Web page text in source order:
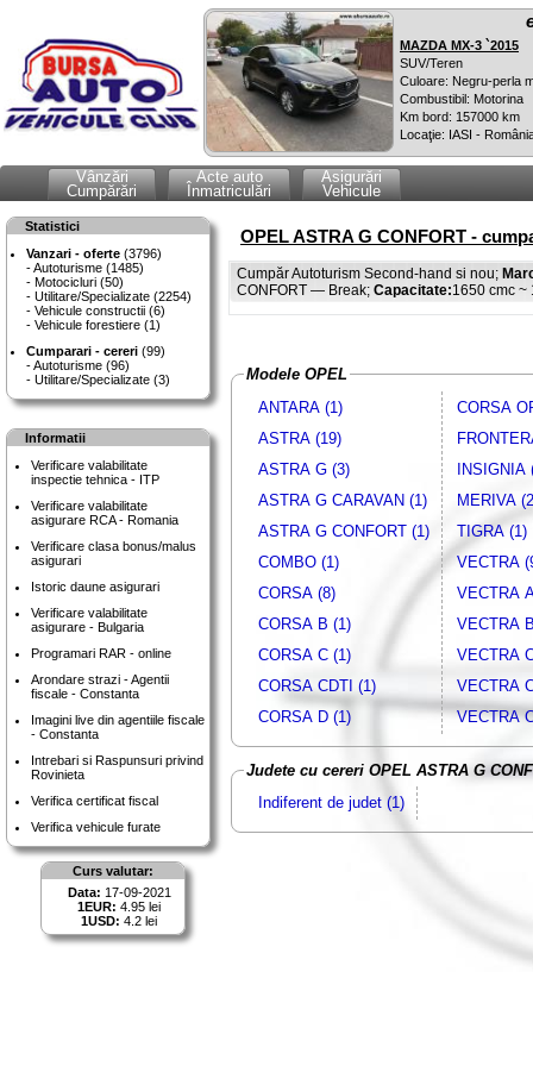
MAZDA MX-3 `2015
SUV/Teren
Culoare: Negru-perla
Combustibil: Motorina
Km bord: 157000 km
Locaţie: IASI -
Vânzări
Cumpărări
Acte auto
Înmatriculări
Asigurări
Vehicule
Statistici
Vanzari - oferte (3796)
Autoturisme (1485)
Motocicluri (50)
Utilitare/Specializate (2254)
Vehicule constructii (6)
Vehicule forestiere (1)
Cumparari - cereri (99)
Autoturisme (96)
Utilitare/Specializate (3)
Informatii
Verificare valabilitate
inspectie tehnica - ITP
Verificare valabilitate
asigurare RCA - Romania
Verificare clasa bonus/malus
asigurari
Istoric daune asigurari
Verificare valabilitate
asigurare - Bulgaria
Programari RAR - online
Arondare strazi - Agentii
fiscale - Constanta
Imagini live din agentiile fiscale
- Constanta
Intrebari si Raspunsuri privind
Rovinieta
Verifica certificat fiscal
Verifica vehicule furate
Curs valutar:
Data: 17-09-2021
1EUR: 4.95 lei
1USD: 4.2 lei
OPEL ASTRA G CONFORT -
Cumpăr Autoturism Second-hand si nou;
CONFORT — Break; Capacitate:1650 cmc
Modele OPEL
ANTARA (1)
ASTRA (19)
ASTRA G (3)
ASTRA G CARAVAN (1)
ASTRA G CONFORT (1)
COMBO (1)
CORSA (8)
CORSA B (1)
CORSA C (1)
CORSA CDTI (1)
CORSA D (1)
CORSA
INSIGNIA
MERIVA
TIGRA (1)
VECTRA
VECTRA
VECTRA
VECTRA
VECTRA
VECTRA
Judete cu cereri OPEL ASTRA G
Indiferent de judet (1)